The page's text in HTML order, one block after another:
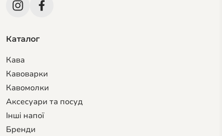
Каталог
Кава
Кавоварки
Кавомолки
Аксесуари та посуд
Інші напої
Бренди